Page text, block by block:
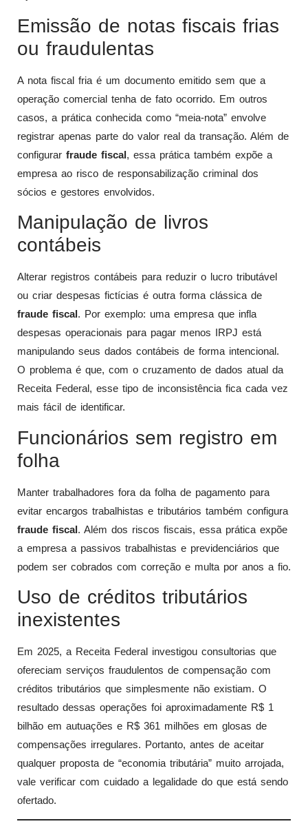
Emissão de notas fiscais frias
ou fraudulentas
A nota fiscal fria é um documento emitido sem que a
operação comercial tenha de fato ocorrido. Em outros
casos, a prática conhecida como “meia-nota” envolve
registrar apenas parte do valor real da transação. Além de
configurar fraude fiscal, essa prática também expõe a
empresa ao risco de responsabilização criminal dos
sócios e gestores envolvidos.
Manipulação de livros
contábeis
Alterar registros contábeis para reduzir o lucro tributável
ou criar despesas fictícias é outra forma clássica de
fraude fiscal. Por exemplo: uma empresa que infla
despesas operacionais para pagar menos IRPJ está
manipulando seus dados contábeis de forma intencional.
O problema é que, com o cruzamento de dados atual da
Receita Federal, esse tipo de inconsistência fica cada vez
mais fácil de identificar.
Funcionários sem registro em
folha
Manter trabalhadores fora da folha de pagamento para
evitar encargos trabalhistas e tributários também configura
fraude fiscal. Além dos riscos fiscais, essa prática expõe
a empresa a passivos trabalhistas e previdenciários que
podem ser cobrados com correção e multa por anos a fio.
Uso de créditos tributários
inexistentes
Em 2025, a Receita Federal investigou consultorias que
ofereciam serviços fraudulentos de compensação com
créditos tributários que simplesmente não existiam. O
resultado dessas operações foi aproximadamente R$ 1
bilhão em autuações e R$ 361 milhões em glosas de
compensações irregulares. Portanto, antes de aceitar
qualquer proposta de “economia tributária” muito arrojada,
vale verificar com cuidado a legalidade do que está sendo
ofertado.